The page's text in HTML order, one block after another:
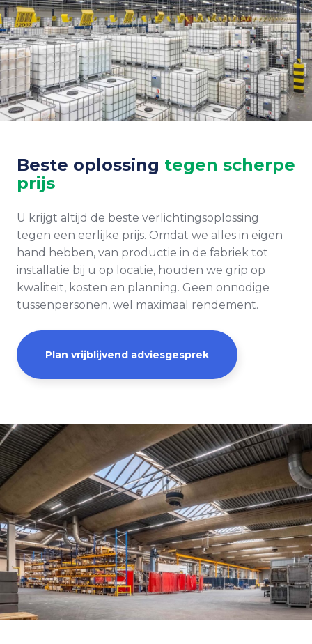
Beste oplossing tegen scherpe
prijs
U krijgt altijd de beste verlichtingsoplossing
tegen een eerlijke prijs. Omdat we alles in eigen
hand hebben, van productie in de fabriek tot
installatie bij u op locatie, houden we grip op
kwaliteit, kosten en planning. Geen onnodige
tussenpersonen, wel maximaal rendement.
Plan vrijblijvend adviesgesprek